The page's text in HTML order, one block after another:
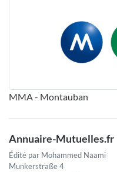
MMA - Montauban
Annuaire-Mutuelles.fr
Édité par Mohammed Naami
Munkerstraße 4